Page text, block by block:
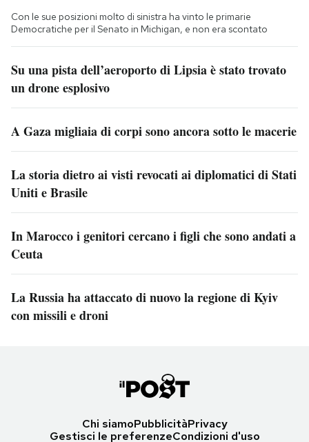
Con le sue posizioni molto di sinistra ha vinto le primarie
Democratiche per il Senato in Michigan, e non era scontato
Su una pista dell’aeroporto di Lipsia è stato trovato
un drone esplosivo
A Gaza migliaia di corpi sono ancora sotto le macerie
La storia dietro ai visti revocati ai diplomatici di Stati
Uniti e Brasile
In Marocco i genitori cercano i figli che sono andati a
Ceuta
La Russia ha attaccato di nuovo la regione di Kyiv
con missili e droni
Chi siamoPubblicitàPrivacy
Gestisci le preferenzeCondizioni d'uso